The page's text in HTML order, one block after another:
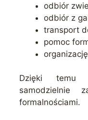
odbiór
odbiór z
transport
pomoc
Dzięki temu
samodzielnie
formalnościami.